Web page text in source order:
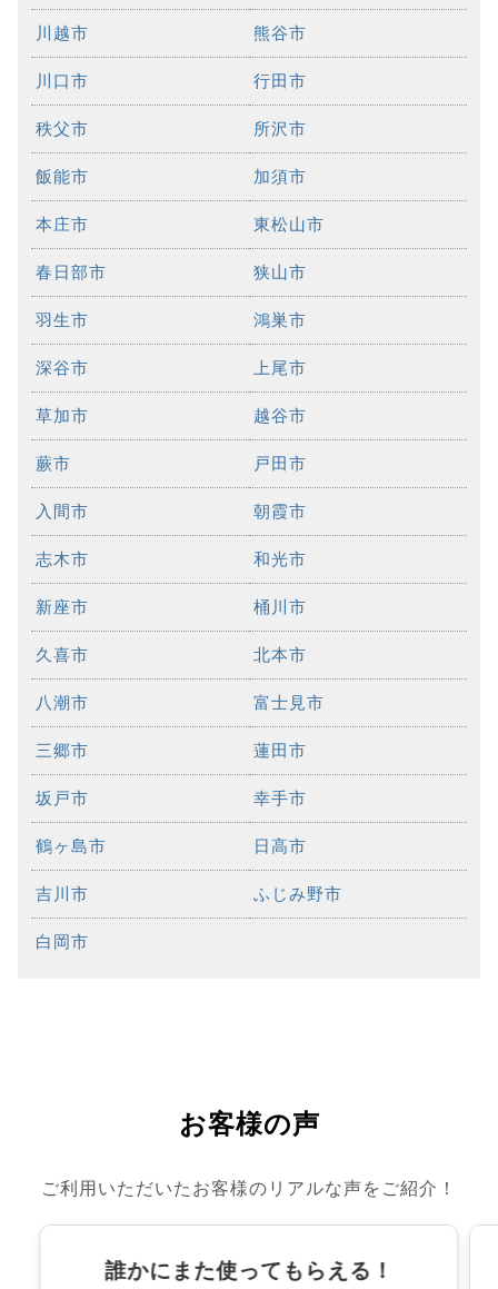
川越市 熊谷市
川口市 行田市
秩父市 所沢市
飯能市 加須市
本庄市 東松山市
春日部市 狭山市
羽生市 鴻巣市
深谷市 上尾市
草加市 越谷市
蕨市 戸田市
入間市 朝霞市
志木市 和光市
新座市 桶川市
久喜市 北本市
八潮市 富士見市
三郷市 蓮田市
坂戸市 幸手市
鶴ヶ島市 日高市
吉川市 ふじみ野市
白岡市
お客様の声
ご利用いただいたお客様のリアルな声をご紹介！
誰かにまた使ってもらえる！